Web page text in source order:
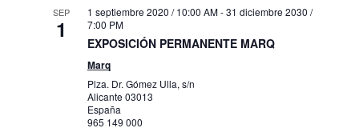
SEP
1
1 septiembre 2020 / 10:00 AM-31 diciembre 2030 /
7:00 PM
EXPOSICIÓN PERMANENTE MARQ
Marq
Plza. Dr. Gómez Ulla, s/n
Alicante 03013
España
965 149 000